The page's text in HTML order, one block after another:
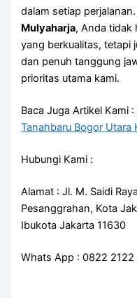
dalam setiap
Mulyaharja, Anda tidak
yang berkualitas, tetapi
dan penuh tanggung
prioritas utama kami.
Baca Juga Artikel Kami :
Tanahbaru Bogor Utara
Hubungi Kami :
Alamat : Jl. M. Saidi
Pesanggrahan, Kota
Ibukota Jakarta 11630
Whats App : 0822 2122